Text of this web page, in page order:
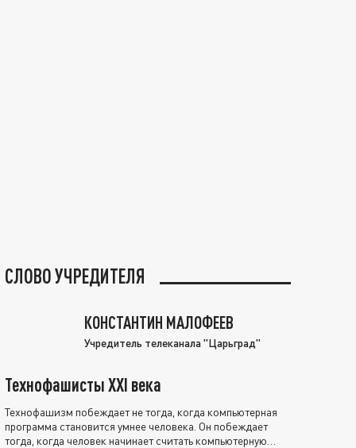
СЛОВО УЧРЕДИТЕЛЯ
КОНСТАНТИН МАЛОФЕЕВ
Учредитель телеканала "Царьград"
Технофашисты XXI века
Технофашизм побеждает не тогда, когда компьютерная
программа становится умнее человека. Он побеждает
тогда, когда человек начинает считать компьютерную